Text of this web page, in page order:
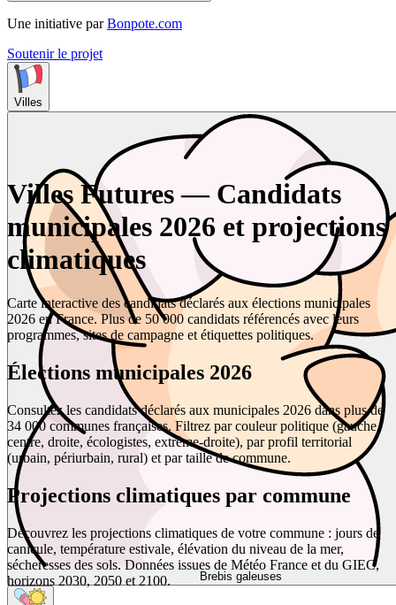
Une initiative par Bonpote.com
Soutenir le projet
Villes
Brebis galeuses
Villes Futures — Candidats
municipales 2026 et projections
climatiques
Carte interactive des candidats déclarés aux élections municipales
2026 en France. Plus de 50 000 candidats référencés avec leurs
programmes, sites de campagne et étiquettes politiques.
Élections municipales 2026
Consultez les candidats déclarés aux municipales 2026 dans plus de
34 000 communes françaises. Filtrez par couleur politique (gauche,
centre, droite, écologistes, extrême-droite), par profil territorial
(urbain, périurbain, rural) et par taille de commune.
Projections climatiques par commune
Découvrez les projections climatiques de votre commune : jours de
canicule, température estivale, élévation du niveau de la mer,
sécheresses des sols. Données issues de Météo France et du GIEC,
horizons 2030, 2050 et 2100.